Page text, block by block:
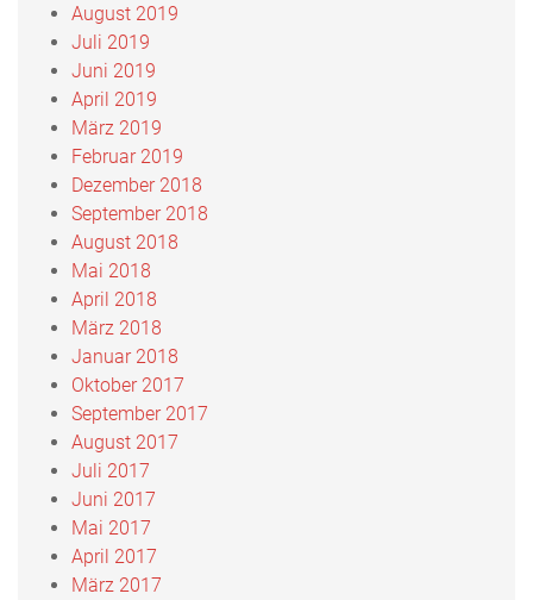
August 2019
Juli 2019
Juni 2019
April 2019
März 2019
Februar 2019
Dezember 2018
September 2018
August 2018
Mai 2018
April 2018
März 2018
Januar 2018
Oktober 2017
September 2017
August 2017
Juli 2017
Juni 2017
Mai 2017
April 2017
März 2017